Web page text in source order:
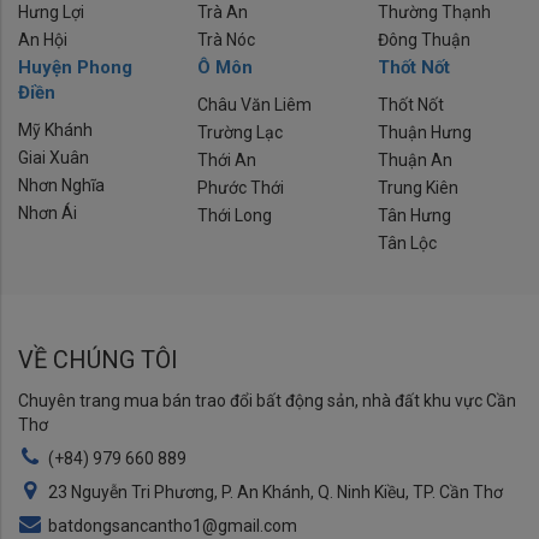
Hưng Lợi
An Hội
Trà An
Trà Nóc
Thường Thạnh
Đông Thuận
Huyện Phong
Điền
Mỹ Khánh
Giai Xuân
Nhơn Nghĩa
Nhơn Ái
Ô Môn
Châu Văn Liêm
Trường Lạc
Thới An
Phước Thới
Thới Long
Thốt Nốt
Thốt Nốt
Thuận Hưng
Thuận An
Trung Kiên
Tân Hưng
Tân Lộc
VỀ CHÚNG TÔI
Chuyên trang mua bán trao đổi bất động sản, nhà đất khu vực Cần
Thơ
(+84) 979 660 889
23 Nguyễn Tri Phương, P. An Khánh, Q. Ninh Kiều, TP. Cần Thơ
batdongsancantho1@gmail.com